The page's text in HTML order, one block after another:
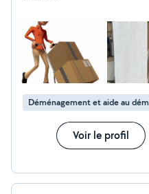
Déménagement et aide au
Voir le profil